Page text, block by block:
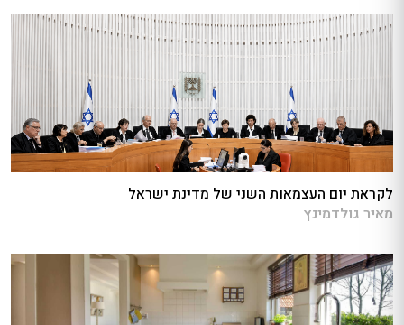
לקראת יום העצמאות השני של מדינת ישראל
מאיר גולדמינץ